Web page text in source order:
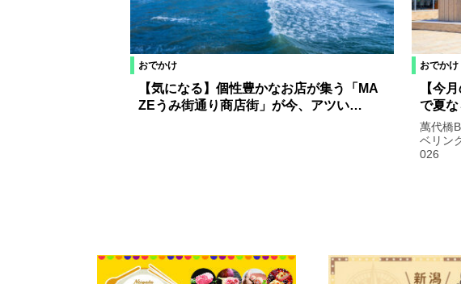
おでかけ
【気になる】個性豊かなお店が集う「MA
ZEうみ街通り商店街」が今、アツい…
おでかけ
【今
で夏
萬代橋
ベリン
026